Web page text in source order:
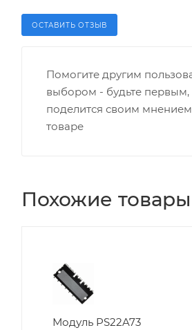
ОСТАВИТЬ ОТЗЫВ
Помогите другим
выбором - будьте первым,
поделится своим
товаре
Похожие товары
Модуль PS22A73